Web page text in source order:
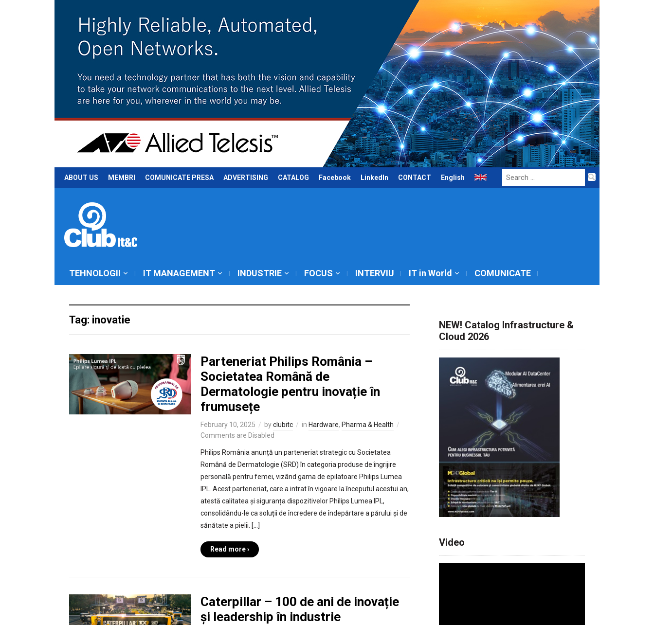
ABOUT US MEMBRI COMUNICATE PRESA ADVERTISING CATALOG Facebook LinkedIn CONTACT English
Search
for:
TEHNOLOGII IT MANAGEMENT INDUSTRIE FOCUS INTERVIU IT in World COMUNICATE
Tag: inovatie
Parteneriat Philips România –
Societatea Română de
Dermatologie pentru inovație în
frumusețe
February 10, 2025 byclubitc in Hardware, Pharma & Health
Comments are Disabled
Philips România anunță un parteneriat strategic cu Societatea
Română de Dermatologie (SRD) în categoria produse de îngrijire
personală pentru femei, vizând gama de epilatoare Philips Lumea
IPL. Acest parteneriat, care a intrat în vigoare la începutul acestui an,
atestă calitatea și siguranța dispozitivelor Philips Lumea IPL,
consolidându-le ca soluții de încredere de îndepărtare a părului și de
sănătate a pielii. […]
Read more ›
Caterpillar – 100 de ani de inovație
și leadership în industrie
NEW! Catalog Infrastructure &
Cloud 2026
Video